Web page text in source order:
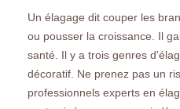
Un élagage dit couper les
ou pousser la croissance. Il
santé. Il y a trois genres
décoratif. Ne prenez pas un
professionnels experts en